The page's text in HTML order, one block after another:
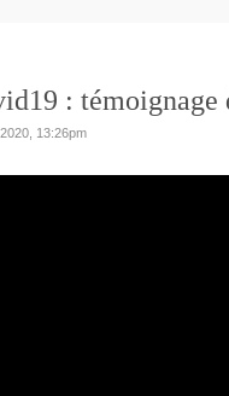
: témoignage
13:26pm